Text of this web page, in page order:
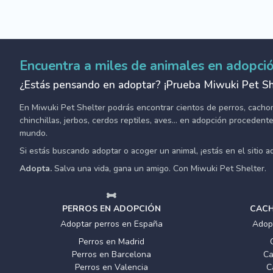
Encuentra a miles de animales en
¿Estás pensando en adoptar? ¡Prueba Miwuki Pet
En Miwuki Pet Shelter podrás encontrar cientos de perros,
chinchillas, jerbos, cerdos reptiles, aves... en adopción
mundo.
Si estás buscando adoptar o acoger un animal, ¡estás en el sitio
Adopta. Salva una vida, gana un amigo. Con Miwuki Pet Shelter.
PERROS EN ADOPCIÓN
Adoptar perros en España
Perros en Madrid
Perros en Barcelona
Perros en Valencia